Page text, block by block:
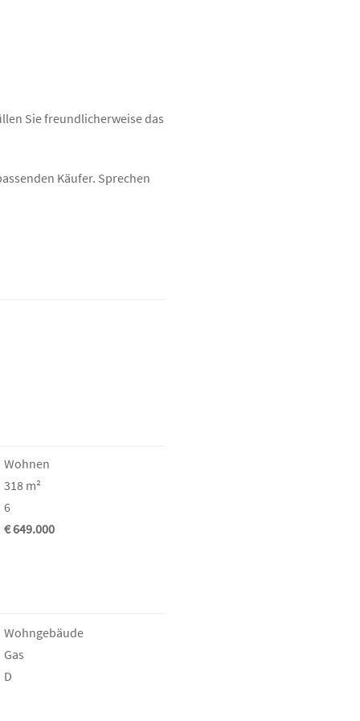
Sie freundlicherweise das
Käufer. Sprechen
Wohnen
318 m²
6
€ 649.000
Wohngebäude
Gas
D